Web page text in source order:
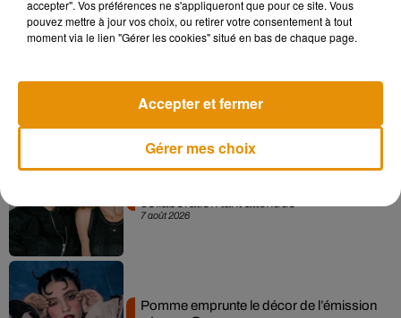
Sensation » avec Kylie Minogue
7 août 2026
Pomme emprunte le décor de l’émission
accepter". Vos préférences ne s'appliqueront que pour ce site. Vous
pouvez mettre à jour vos choix, ou retirer votre consentement à tout
moment via le lien "Gérer les cookies" situé en bas de chaque page.
Gérer mes choix
Accepter et fermer